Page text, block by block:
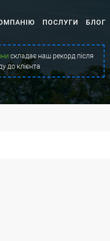
ПОСЛУГИ БЛОГ
складає наш рекорд після
до клієнта